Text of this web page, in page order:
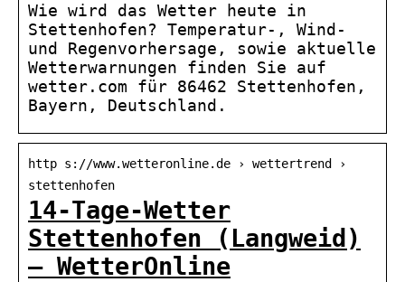
Wie wird das Wetter heute in
Stettenhofen? Temperatur-, Wind-
und Regenvorhersage, sowie aktuelle
Wetterwarnungen finden Sie auf
wetter.com für 86462 Stettenhofen,
Bayern, Deutschland.
http s://www.wetteronline.de › wettertrend ›
stettenhofen
14-Tage-Wetter
Stettenhofen (Langweid)
– WetterOnline